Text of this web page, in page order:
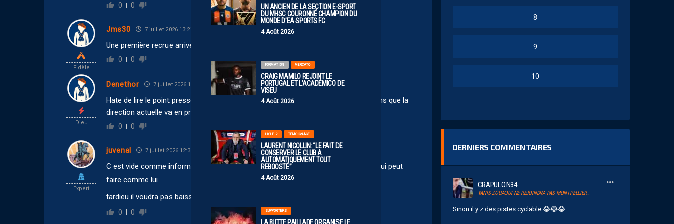
UN ANCIEN DE LA SECTION E-SPORT
DU MHSC COURONNÉ CHAMPION DU
MONDE D’EA SPORTS FC
4 Août 2026
FORMATION MERCATO
CRAIG MAMILO REJOINT LE
PORTUGAL ET L’ACADÉMICO DE
VISEU
4 Août 2026
LIGUE 2 TÉMOIGNAGE
LAURENT NICOLLIN: “LE FAIT DE
CONSERVER LE CLUB A
AUTOMATIQUEMENT TOUT
REBOOSTÉ”
4 Août 2026
SUPPORTERS
0 0
Fidèle
Jms30 7 juillet 2026 13:21
Une première recrue arrive dans les 2 jours dixit le président
0 0
Dieu
Denethor 7 juillet 2026 12:36
Hate de lire le point presse de Savanier si les dires de Toubache sont exacts. Je sens que la
direction actuelle va en prendre ( encore ) pour son grade
0 0
Expert
juvenal 7 juillet 2026 12:35
C est vide comme information,mais Toubache nous fait bien rigoler!!
n importe qui peut
faire comme lui
tardieu il voudra pas baisser son salaire
0 0
8
9
10
DERNIERS COMMENTAIRES
CRAPULON34
YANIS ZOUAOUI NE REJOINDRA PAS MONTPELLIER…
Sinon il y z des pistes cyclable 😂😂😂...